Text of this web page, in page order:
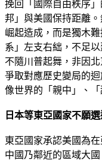
挽回「國際自由秩序
邦」與美國保持距離
崛起造成，而是獨木
系」左支右絀，不足
不隨川普起舞，非因
爭取對應歷史變局的
像世界的「親中」、「
日本等東亞國家不願
東亞國家承認美國為
中國乃鄰近的區域大